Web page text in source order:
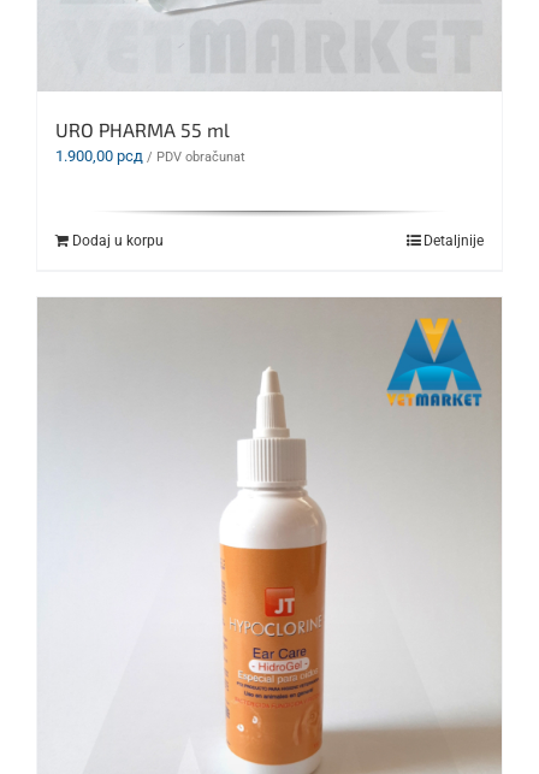
URO PHARMA 55 ml
1.900,00 рсд / PDV obračunat
Dodaj u korpu Detaljnije